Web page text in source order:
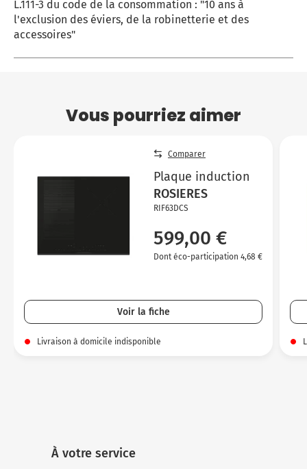
L.111-3 du code de la consommation : "10 ans à
l'exclusion des éviers, de la robinetterie et des
accessoires"
Vous pourriez aimer
Comparer
Plaque induction
ROSIERES
RIF63DCS
599,00 €
Dont éco-participation 4,68 €
Voir la fiche
Livraison à domicile indisponible
À votre service